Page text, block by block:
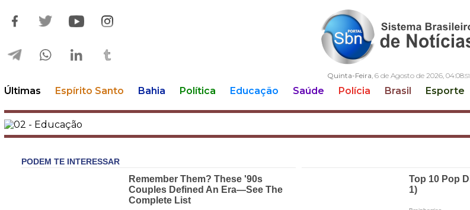
Quinta-Feira, 6 de Agosto de 2026, 04:08:52
Últimas Espírito Santo Bahia Política Educação Saúde Polícia Brasil Esporte